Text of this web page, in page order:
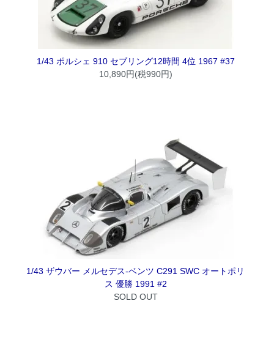
1/43 ポルシェ 910 セブリング12時間 4位 1967 #37
10,890円(税990円)
1/43 ザウバー メルセデス-ベンツ C291 SWC オートポリ
ス 優勝 1991 #2
SOLD OUT